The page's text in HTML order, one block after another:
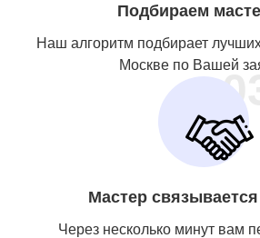
Подбираем
Наш алгоритм подбирает
Москве по Вашей03
Мастер
Через несколько минут вам